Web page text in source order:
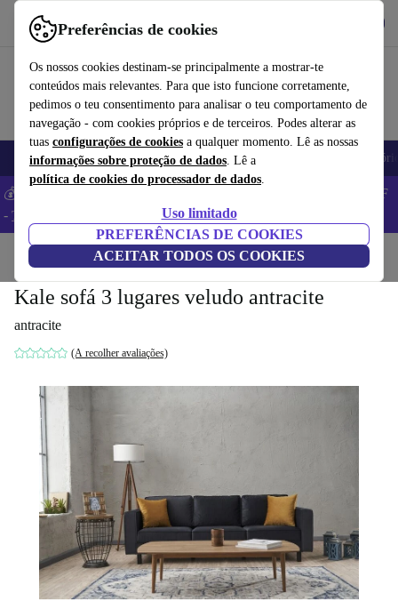
Preferências de cookies
Os nossos cookies destinam-se principalmente a mostrar-te
conteúdos mais relevantes. Para que isto funcione corretamente,
pedimos o teu consentimento para analisar o teu comportamento de
navegação - com cookies próprios e de terceiros. Podes alterar as
tuas configurações de cookies a qualquer momento. Lê as nossas
informações sobre proteção de dados. Lê a
política de cookies do processador de dados.
Uso limitado
PREFERÊNCIAS DE COOKIES
ACEITAR TODOS OS COOKIES
Use o refurbed de forma rápida e fácil
Telemóveis Computadores Portáteis Tablets
💰 Poupa MAIS -5% em MacBooks e iPads – Código: BACK5OFF
- TC
Início Casa Móveis
Kale sofá 3 lugares veludo antracite
antracite
(A recolher avaliações)